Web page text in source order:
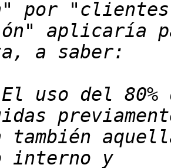
aplicaría
uso del 80%
también